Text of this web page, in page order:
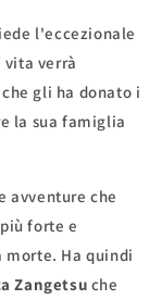
l'eccezionale
verrà
che gli ha donato i
la sua famiglia
avventure che
forte e
morte. Ha quindi
Zangetsu che